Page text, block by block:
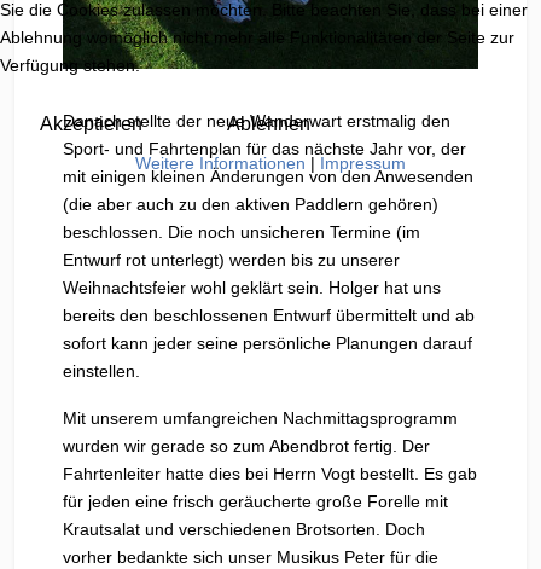
Danach stellte der neue Wanderwart erstmalig den
Sport- und Fahrtenplan für das nächste Jahr vor, der
mit einigen kleinen Änderungen von den Anwesenden
(die aber auch zu den aktiven Paddlern gehören)
beschlossen. Die noch unsicheren Termine (im
Entwurf rot unterlegt) werden bis zu unserer
Weihnachtsfeier wohl geklärt sein. Holger hat uns
bereits den beschlossenen Entwurf übermittelt und ab
sofort kann jeder seine persönliche Planungen darauf
einstellen.
Mit unserem umfangreichen Nachmittagsprogramm
wurden wir gerade so zum Abendbrot fertig. Der
Fahrtenleiter hatte dies bei Herrn Vogt bestellt. Es gab
für jeden eine frisch geräucherte große Forelle mit
Krautsalat und verschiedenen Brotsorten. Doch
vorher bedankte sich unser Musikus Peter für die
Sie die Cookies zulassen möchten. Bitte beachten Sie, dass bei einer
Ablehnung womöglich nicht mehr alle Funktionalitäten der Seite zur
Verfügung stehen.
Akzeptieren Ablehnen
Weitere Informationen | Impressum